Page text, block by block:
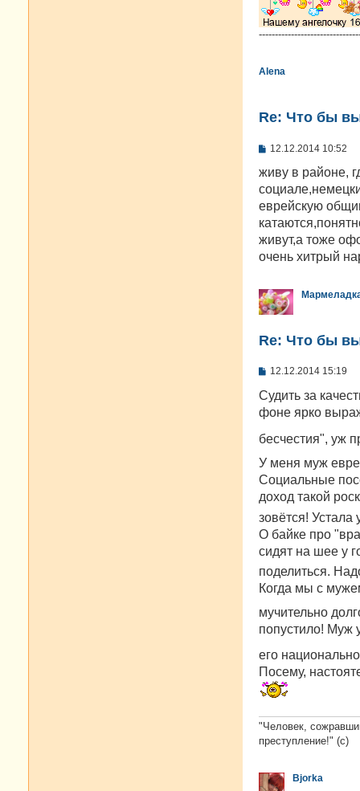
Alena
Re: Что бы
С
о
щ
е
и
е
12.12.2014 10:52
живу в районе,
еврейскую
живут,а тоже
очень хитрый
Re: Что бы
С
о
б
щ
н
е
12.12.2014 15:19
Судить за
фоне ярко
бесчестия", уж
У меня муж
Социальные
доход такой
зовётся! Устала
О байке про
сидят на шее у
поделиться.
Когда мы с
мучительно
попустило! Муж
его
Посему,
"Человек,
преступление!" (с)
Bjorka